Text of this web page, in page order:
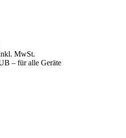
MwSt.
– für alle Geräte